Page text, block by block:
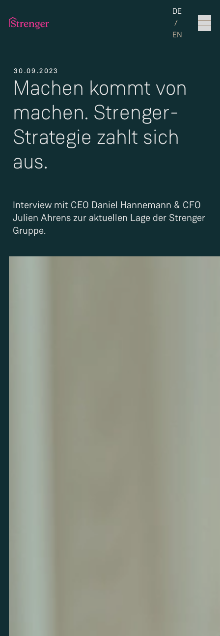
Set the
DE
/
EN
30.09.2023
Machen kommt von
machen. Strenger-
Strategie zahlt sich
aus.
Interview mit CEO Daniel Hannemann & CFO
Julien Ahrens zur aktuellen Lage der Strenger
Gruppe.